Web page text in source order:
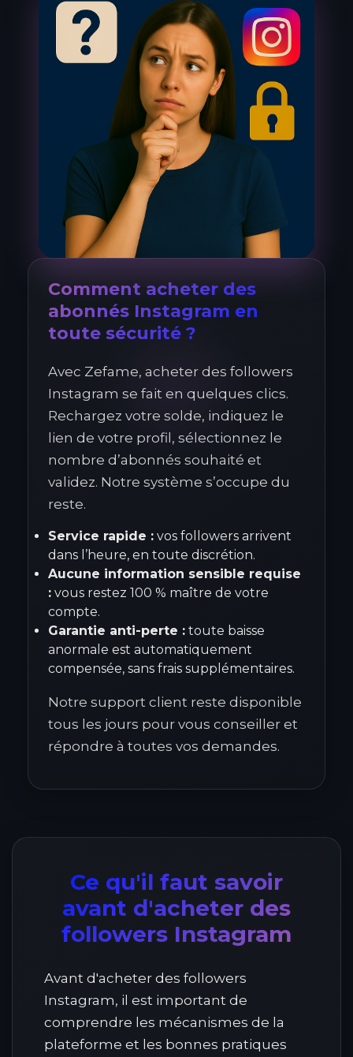
Comment acheter des
abonnés Instagram en
toute sécurité ?
Avec Zefame, acheter des followers
Instagram se fait en quelques clics.
Rechargez votre solde, indiquez le
lien de votre profil, sélectionnez le
nombre d’abonnés souhaité et
validez. Notre système s’occupe du
reste.
Service rapide : vos followers arrivent
dans l’heure, en toute discrétion.
Aucune information sensible requise
: vous restez 100 % maître de votre
compte.
Garantie anti-perte : toute baisse
anormale est automatiquement
compensée, sans frais supplémentaires.
Notre support client reste disponible
tous les jours pour vous conseiller et
répondre à toutes vos demandes.
Ce qu'il faut savoir
avant d'acheter des
followers Instagram
Avant d'acheter des followers
Instagram, il est important de
comprendre les mécanismes de la
plateforme et les bonnes pratiques